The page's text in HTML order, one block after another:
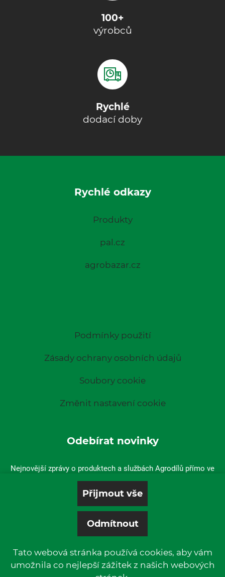
100+
výrobců
Rychlé
dodací doby
Rychlé odkazy
Produkty
pal.cz
agrobazar.cz
Podmínky použití
Zásady ochrany osobních údajů
Soubory cookie
Změnit nastavení cookie
Odebírat novinky
Nejnovější zprávy o produktech a službách Agrodílů přímo ve
vaší doručené poště.
Tato webová stránka používá cookies, aby vám
umožnila co nejlepší zážitek z našich webových